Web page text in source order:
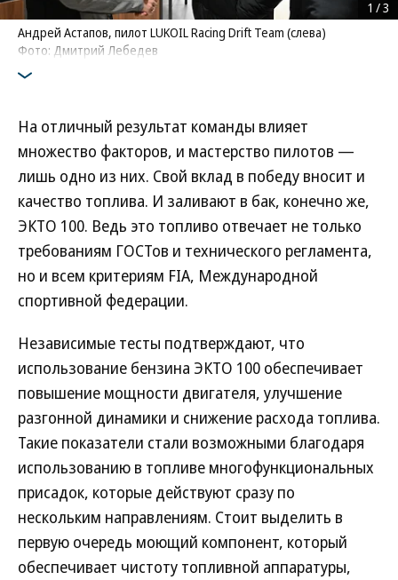
Андрей Астапов, пилот LUKOIL Racing Drift Team (слева)
Фото: Дмитрий Лебедев
1 /3
На отличный результат команды влияет
множество факторов, и мастерство пилотов —
лишь одно из них. Свой вклад в победу вносит и
качество топлива. И заливают в бак, конечно же,
ЭКТО 100. Ведь это топливо отвечает не только
требованиям ГОСТов и технического регламента,
но и всем критериям FIA, Международной
спортивной федерации.
Независимые тесты подтверждают, что
использование бензина ЭКТО 100 обеспечивает
повышение мощности двигателя, улучшение
разгонной динамики и снижение расхода топлива.
Такие показатели стали возможными благодаря
использованию в топливе многофункциональных
присадок, которые действуют сразу по
нескольким направлениям. Стоит выделить в
первую очередь моющий компонент, который
обеспечивает чистоту топливной аппаратуры,